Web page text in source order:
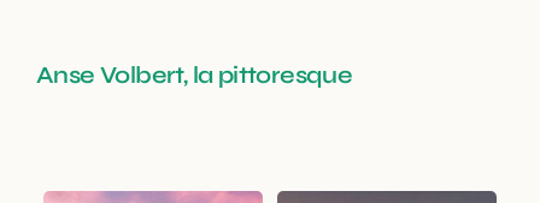
Anse Volbert, la pittoresque